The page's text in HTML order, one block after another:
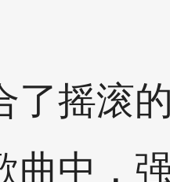
了摇滚
曲中，